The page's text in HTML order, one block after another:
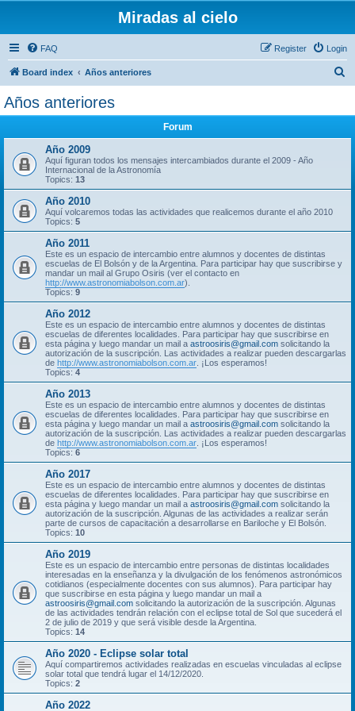
Miradas al cielo
FAQ Login
Register
Board index Años anteriores
Años anteriores
Forum
Año 2009
Aquí figuran todos los mensajes intercambiados durante el 2009 - Año
Internacional de la Astronomía
Topics: 13
Año 2010
Aquí volcaremos todas las actividades que realicemos durante el año 2010
Topics: 5
Año 2011
Este es un espacio de intercambio entre alumnos y docentes de distintas
escuelas de El Bolsón y de la Argentina. Para participar hay que suscribirse y
mandar un mail al Grupo Osiris (ver el contacto en
http://www.astronomiabolson.com.ar).
Topics: 9
Año 2012
Este es un espacio de intercambio entre alumnos y docentes de distintas
escuelas de diferentes localidades. Para participar hay que suscribirse en
esta página y luego mandar un mail a astroosiris@gmail.com solicitando la
autorización de la suscripción. Las actividades a realizar pueden descargarlas
de http://www.astronomiabolson.com.ar . ¡Los esperamos!
Topics: 4
Año 2013
Este es un espacio de intercambio entre alumnos y docentes de distintas
escuelas de diferentes localidades. Para participar hay que suscribirse en
esta página y luego mandar un mail a astroosiris@gmail.com solicitando la
autorización de la suscripción. Las actividades a realizar pueden descargarlas
de http://www.astronomiabolson.com.ar . ¡Los esperamos!
Topics: 6
Año 2017
Este es un espacio de intercambio entre alumnos y docentes de distintas
escuelas de diferentes localidades. Para participar hay que suscribirse en
esta página y luego mandar un mail a astroosiris@gmail.com solicitando la
autorización de la suscripción. Algunas de las actividades a realizar serán
parte de cursos de capacitación a desarrollarse en Bariloche y El Bolsón.
Topics: 10
Año 2019
Este es un espacio de intercambio entre personas de distintas localidades
interesadas en la enseñanza y la divulgación de los fenómenos astronómicos
cotidianos (especialmente docentes con sus alumnos). Para participar hay
que suscribirse en esta página y luego mandar un mail a
astroosiris@gmail.com solicitando la autorización de la suscripción. Algunas
de las actividades tendrán relación con el eclipse total de Sol que sucederá el
2 de julio de 2019 y que será visible desde la Argentina.
Topics: 14
Año 2020 - Eclipse solar total
Aquí compartiremos actividades realizadas en escuelas vinculadas al eclipse
solar total que tendrá lugar el 14/12/2020.
Topics: 2
Año 2022